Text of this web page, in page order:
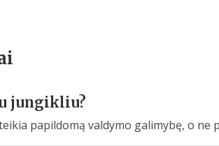
jungikliu?
papildomą valdymo galimybę, o ne